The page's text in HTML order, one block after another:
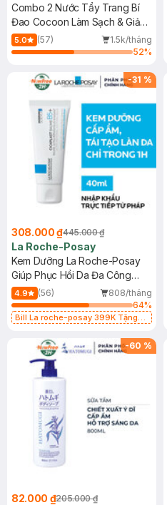
Combo 2 Nước Tẩy Trang Bí
Đao Cocoon Làm Sạch & Giảm
Dầu 500ml
5.0 (57)
1.5k/tháng
52%
-31 %
308.000 ₫445.000 ₫
La Roche-Posay
Kem Dưỡng La Roche-Posay
Giúp Phục Hồi Da Đa Công
Dụng 40ml
4.9 (56)
808/tháng
64%
Bill La roche-posay 399K Tặng
(SL có hạn)
-60 %
82.000 ₫205.000 ₫